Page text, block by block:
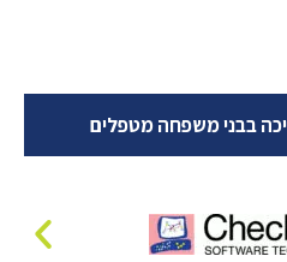
בבני משפחה מטפלים